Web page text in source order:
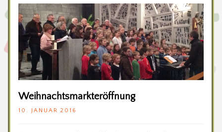
Weihnachtsmarkteröffnung
10. JANUAR 2016